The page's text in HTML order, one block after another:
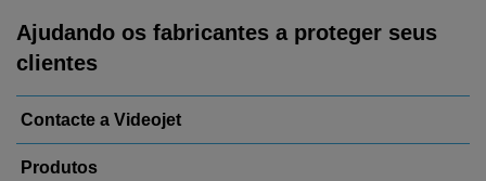
Ajudando os fabricantes a proteger seus
clientes
Contacte a Videojet
Produtos